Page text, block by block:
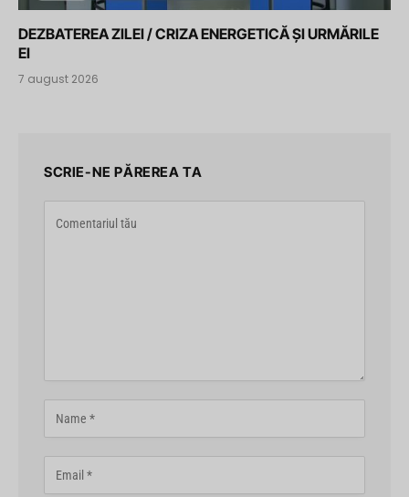
DEZBATEREA ZILEI / CRIZA ENERGETICĂ ȘI URMĂRILE
EI
7 august 2026
SCRIE-NE PĂREREA TA